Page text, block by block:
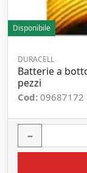
Disponibile
DURACELL
Batterie a
pezzi
Cod: 09687172
−